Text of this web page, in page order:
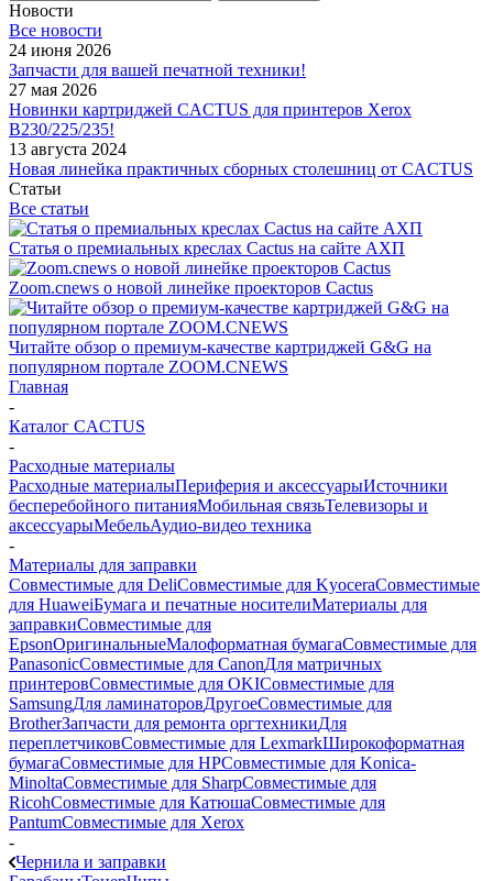
Новости
Все новости
24 июня 2026
Запчасти для вашей печатной техники!
27 мая 2026
Новинки картриджей CACTUS для принтеров Xerox
B230/225/235!
13 августа 2024
Новая линейка практичных сборных столешниц от CACTUS
Статьи
Все статьи
Статья о премиальных креслах Cactus на сайте АХП
Zoom.cnews о новой линейке проекторов Cactus
Читайте обзор о премиум-качестве картриджей G&G на
популярном портале ZOOM.CNEWS
Главная
-
Каталог CACTUS
-
Расходные материалы
Расходные материалыПериферия и аксессуарыИсточники
бесперебойного питанияМобильная связьТелевизоры и
аксессуарыМебельАудио-видео техника
-
Материалы для заправки
Совместимые для DeliСовместимые для KyoceraСовместимые
для HuaweiБумага и печатные носителиМатериалы для
заправкиСовместимые для
EpsonОригинальныеМалоформатная бумагаСовместимые для
PanasonicСовместимые для CanonДля матричных
принтеровСовместимые для OKIСовместимые для
SamsungДля ламинаторовДругоеСовместимые для
BrotherЗапчасти для ремонта оргтехникиДля
переплетчиковСовместимые для LexmarkШирокоформатная
бумагаСовместимые для HPСовместимые для Konica-
MinoltaСовместимые для SharpСовместимые для
RicohСовместимые для КатюшаСовместимые для
PantumСовместимые для Xerox
-
Чернила и заправки